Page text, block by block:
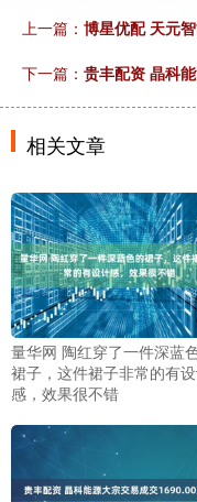
上一篇： 博星优配 天元
下一篇： 贵丰配资 晶科
相关文章
量华网 陶红穿了一件深蓝
裙子，这件裙子非常的有
感，效果很不错